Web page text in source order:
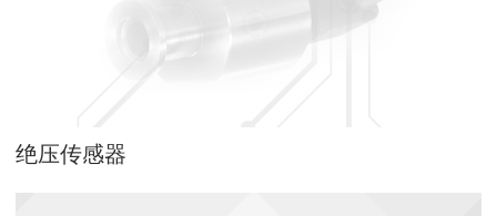
绝压传感器